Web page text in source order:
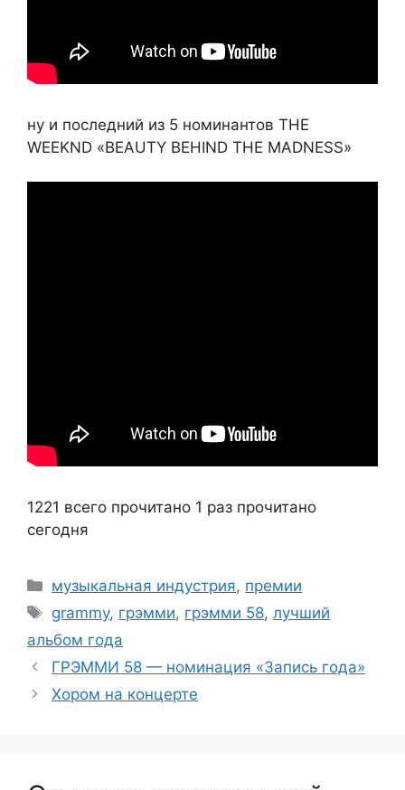
ну и последний из 5 номинантов THE
WEEKND «BEAUTY BEHIND THE MADNESS»
1221 всего прочитано 1 раз прочитано
сегодня
Рубрики
музыкальная индустрия, премии
Метки
grammy, грэмми, грэмми 58,лучший
альбом года
ГРЭММИ 58 — номинация «Запись года»
Хором на концерте